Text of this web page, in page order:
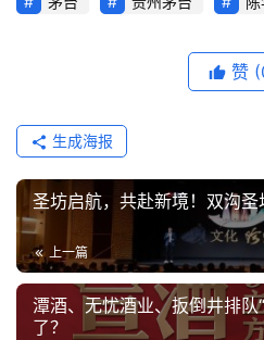
赞
生成海报
圣坊启航，共赴新境！双沟圣
上一篇
潭酒、无忧酒业、扳倒井排队
了？